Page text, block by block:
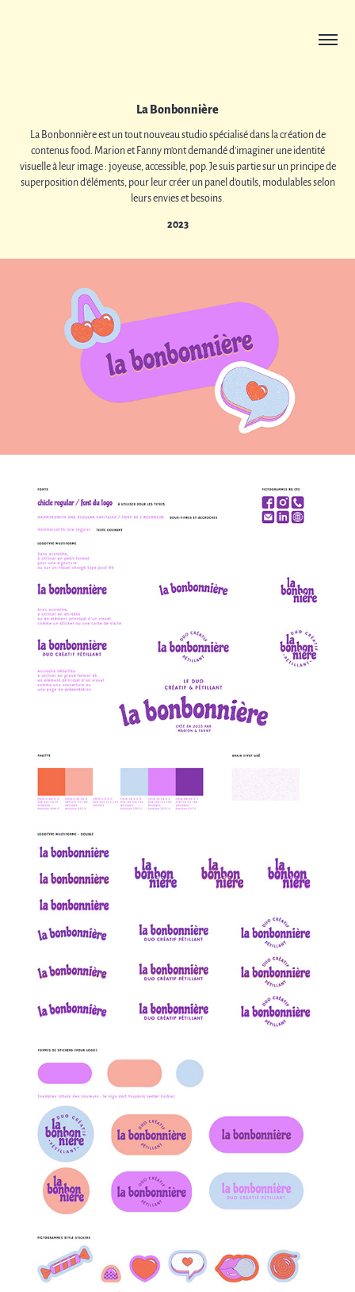
La Bonbonnière
La Bonbonnière est un tout nouveau studio spécialisé dans la création de
contenus food. Marion et Fanny m'ont demandé d'imaginer une identité
visuelle à leur image : joyeuse, accessible, pop. Je suis partie sur un principe de
superposition d'éléments, pour leur créer un panel d'outils, modulables selon
leurs envies et besoins.
2023